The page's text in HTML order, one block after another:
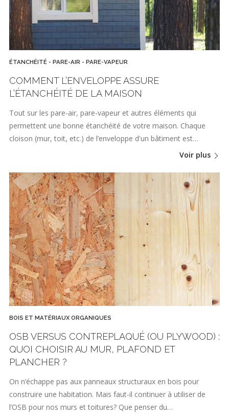
ÉTANCHÉITÉ - PARE-AIR - PARE-VAPEUR
COMMENT L’ENVELOPPE ASSURE
L’ÉTANCHÉITÉ DE LA MAISON
Tout sur les pare-air, pare-vapeur et autres éléments qui
permettent une bonne étanchéité de votre maison. Chaque
cloison (mur, toit, etc.) de l’enveloppe d'un bâtiment est…
Voir plus
BOIS ET MATÉRIAUX ORGANIQUES
OSB VERSUS CONTREPLAQUÉ (OU PLYWOOD) :
QUOI CHOISIR AU MUR, PLAFOND ET
PLANCHER ?
On n’échappe pas aux panneaux structuraux en bois pour
construire une habitation. Mais faut-il continuer à utiliser de
l’OSB pour nos murs et toitures? Que penser du…